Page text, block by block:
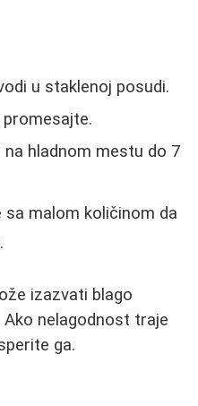
u staklenoj posudi.
hladnom mestu do 7
malom količinom da
izazvati blago
nelagodnost traje
ga.